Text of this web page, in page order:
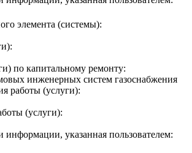
элемента (системы):
по капитальному ремонту:
инженерных систем газоснабжения
работы (услуги):
(услуги):
информации, указанная пользователем: